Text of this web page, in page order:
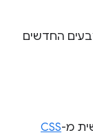
החדשים
מ-CSS